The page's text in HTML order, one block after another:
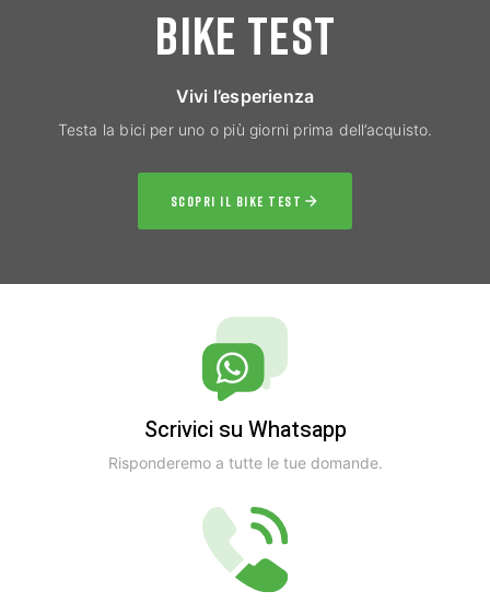
BIKE TEST
Vivi l’esperienza
Testa la bici per uno o più giorni prima dell’acquisto.
SCOPRI IL BIKE TEST
Scrivici su Whatsapp
Risponderemo a tutte le tue domande.